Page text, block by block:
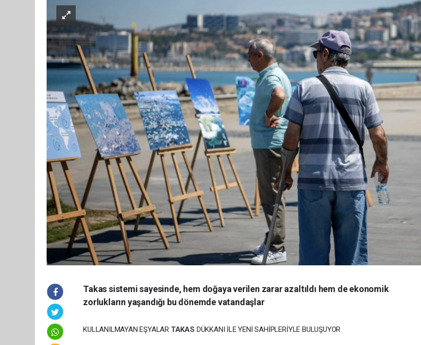
Takas sistemi sayesinde, hem doğaya verilen zarar azaltıldı hem de ekonomik
zorlukların yaşandığı bu dönemde vatandaşlar
KULLANILMAYAN EŞYALAR TAKAS DÜKKANI İLE YENİ SAHİPLERİYLE BULUŞUYOR